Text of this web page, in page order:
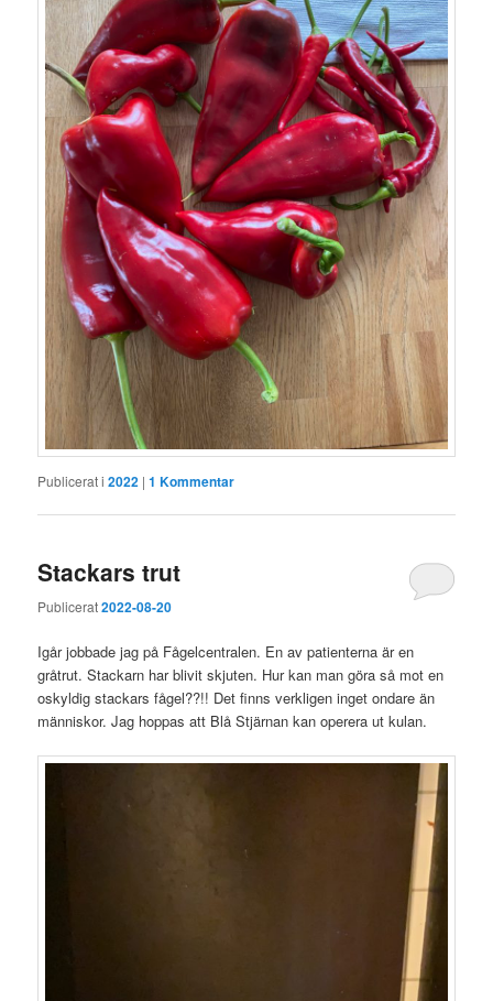
Publicerat i 2022 |1 Kommentar
Stackars trut
Publicerat2022-08-20
Igår jobbade jag på Fågelcentralen. En av patienterna är en
gråtrut. Stackarn har blivit skjuten. Hur kan man göra så mot en
oskyldig stackars fågel??!! Det finns verkligen inget ondare än
människor. Jag hoppas att Blå Stjärnan kan operera ut kulan.